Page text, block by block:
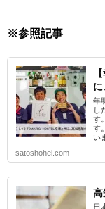
※参照記事
に
年
し
す
す
い
satoshohei.com
高
日